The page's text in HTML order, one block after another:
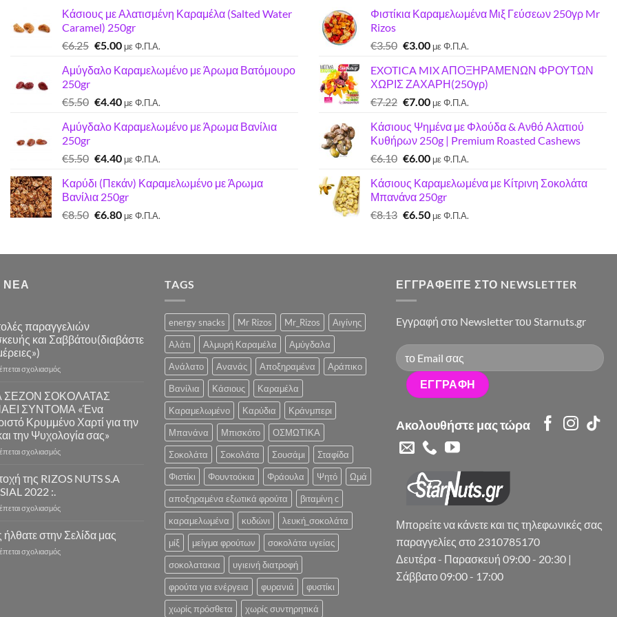
Κάσιους με Αλατισμένη Καραμέλα (Salted Water
Caramel) 250gr
€6.25 Original
was:
€5.00Η
τιμή
€5.00.
με Φ.Π.Α.
Αμύγδαλο Καραμελωμένο με Άρωμα Βατόμουρο
250gr
€5.50 Original
was:
€4.40Η
τιμή
€4.40.
με Φ.Π.Α.
Αμύγδαλο Καραμελωμένο με Άρωμα Βανίλια
250gr
€5.50 Original
was:
€5.50.
€4.40Η
τιμή
είναι:
€4.40.
με Φ.Π.Α.
Καρύδι (Πεκάν) Καραμελωμένο με Άρωμα
Βανίλια 250gr
€8.50 Original
€8.50.
€6.80Η
είναι:
με Φ.Π.Α.
Φιστίκια Καραμελωμένα Μιξ Γεύσεων 250γρ Mr
Rizos
€3.50 Original
was:
€3.50.
€3.00Η
τιμή
είναι:
€3.00.
με Φ.Π.Α.
EXOTICA MIX ΑΠΟΞΗΡΑΜΕΝΩΝ ΦΡΟΥΤΩΝ
ΧΩΡΙΣ ΖΑΧΑΡΗ(250γρ)
€7.22 Original
was:
€7.22.
€7.00Η
τιμή
είναι:
€7.00.
με Φ.Π.Α.
Κάσιους Ψημένα με Φλούδα & Ανθό Αλατιού
Κυθήρων 250g | Premium Roasted Cashews
€6.10 Original
was:
€6.10.
€6.00Η
τιμή
είναι:
€6.00.
με Φ.Π.Α.
Κάσιους Καραμελωμένα με Κίτρινη Σοκολάτα
Μπανάνα 250gr
€8.13 Original
€8.13.
€6.50Η
είναι:
με Φ.Π.Α.
ΝΈΑ
παραγγελιών
και Σαββάτου(διαβάστε
σχολιασμόςστο
παραγγελιών
Παρασκευής
και
Σαββάτου(διαβάστε
λεπτομέρειες»)
ΣΕΖΟΝ ΣΟΚΟΛΑΤΑΣ
ΣΥΝΤΟΜΑ «Ένα
Κρυμμένο Χαρτί για την
την Ψυχολογία σας»
σχολιασμόςστο
ΝΕΑ
ΞΕΚΙΝΑΕΙ
«Ένα
Κρυμμένο
της RIZOS NUTS S.A
2022 :.
σχολιασμόςστο
της
NUTS
στην Σελίδα μας
σχολιασμόςστο
TAGS
energy snacks Mr Rizos Mr_Rizos
Αιγίνης
Αλάτι
Αλμυρή Καραμέλα
Αμύγδαλα
Ανάλατο
Ανανάς Αποξηραμένα
Αράπικο
Βανίλια
Κάσιους
Καραμέλα
Καραμελωμένο
Καρύδια
Κράνμπερι
Μπανάνα
Μπισκότο
ΟΣΜΩΤΙΚΑ
Σοκολάτα
Σοκολάτα Σουσάμι
Σταφίδα
Φιστίκι
Φουντούκια Φράουλα Ψητό
Ωμά
αποξηραμένα εξωτικά φρούτα
βιταμίνη c
καραμελωμένα
κυδώνι
λευκή_σοκολάτα
μίξ
μείγμα φρούτων
σοκολάτα υγείας
σοκολατακια
υγιεινή διατροφή
φρούτα για ενέργεια
φυρανιά
φυστίκι
χωρίς πρόσθετα
χωρίς συντηρητικά
ΕΓΓΡΑΦΕΊΤΕ ΣΤΟ NEWSLETTER
Eγγραφή στο Newsletter του Starnuts.gr
Ακολουθήστε μας τώρα
Μπορείτε να κάνετε και τις τηλεφωνικές σας
παραγγελίες στο 2310785170
Δευτέρα - Παρασκευή 09:00 - 20:30 |
Σάββατο 09:00 - 17:00